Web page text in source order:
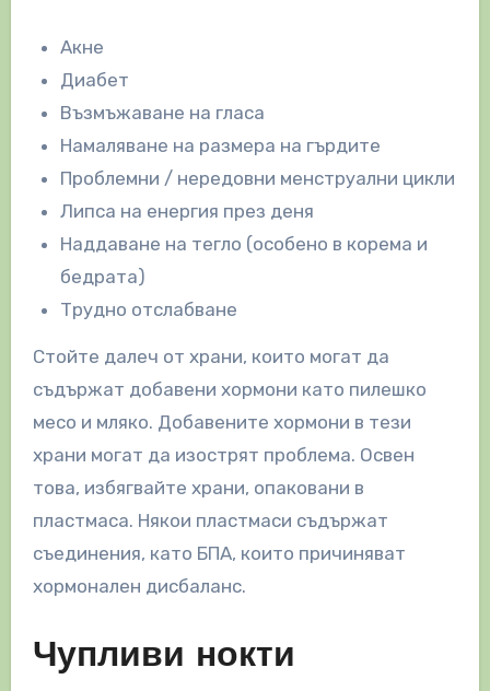
Акне
Диабет
Възмъжаване на гласа
Намаляване на размера на гърдите
Проблемни / нередовни менструални цикли
Липса на енергия през деня
Наддаване на тегло (особено в корема и
бедрата)
Трудно отслабване
Стойте далеч от храни, които могат да
съдържат добавени хормони като пилешко
месо и мляко. Добавените хормони в тези
храни могат да изострят проблема. Освен
това, избягвайте храни, опаковани в
пластмаса. Някои пластмаси съдържат
съединения, като БПА, които причиняват
хормонален дисбаланс.
Чупливи нокти